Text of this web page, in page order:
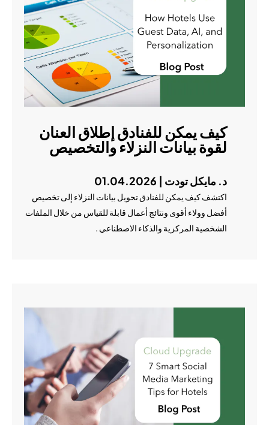
كيف يمكن للفنادق إطلاق العنان
لقوة بيانات النزلاء والتخصيص
د. مايكل تودت | 01.04.2026
اكتشف كيف يمكن للفنادق تحويل بيانات النزلاء إلى تخصيص
أفضل وولاء أقوى ونتائج أعمال قابلة للقياس من خلال الملفات
الشخصية المركزية والذكاء الاصطناعي .